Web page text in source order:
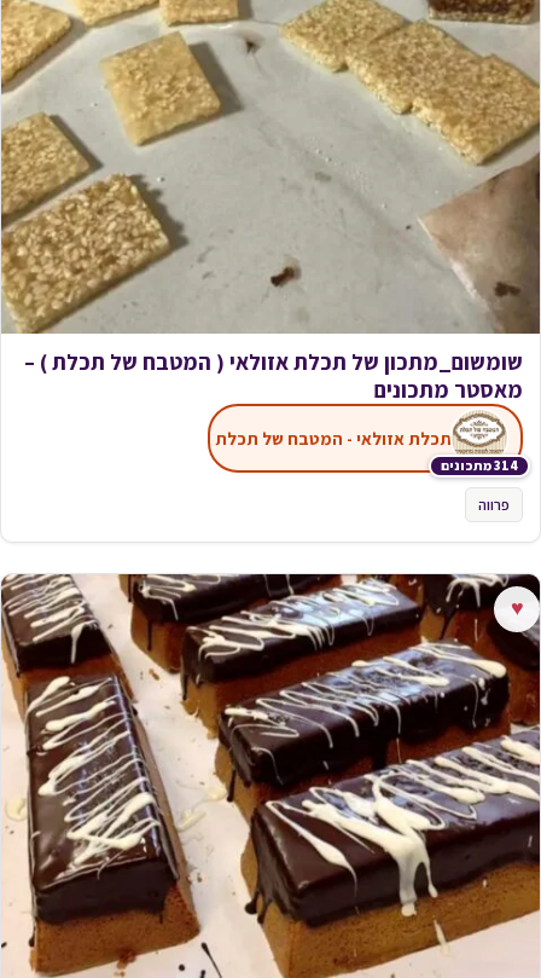
שומשום_מתכון של תכלת אזולאי ( המטבח של תכלת ) –
מאסטר מתכונים
314 מתכונים
תכלת אזולאי - המטבח של תכלת
פרווה
♥